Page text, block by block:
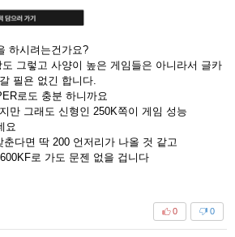
하시려는건가요?
그렇고 사양이 높은 게임들은 아니라서 글카
필욘 없긴 합니다.
로도 충분 하니까요
만 그래도 신형인 250K쪽이 게임 성능
요
다면 딱 200 언저리가 나올 것 같고
로 가도 문젠 없을 겁니다
0
0